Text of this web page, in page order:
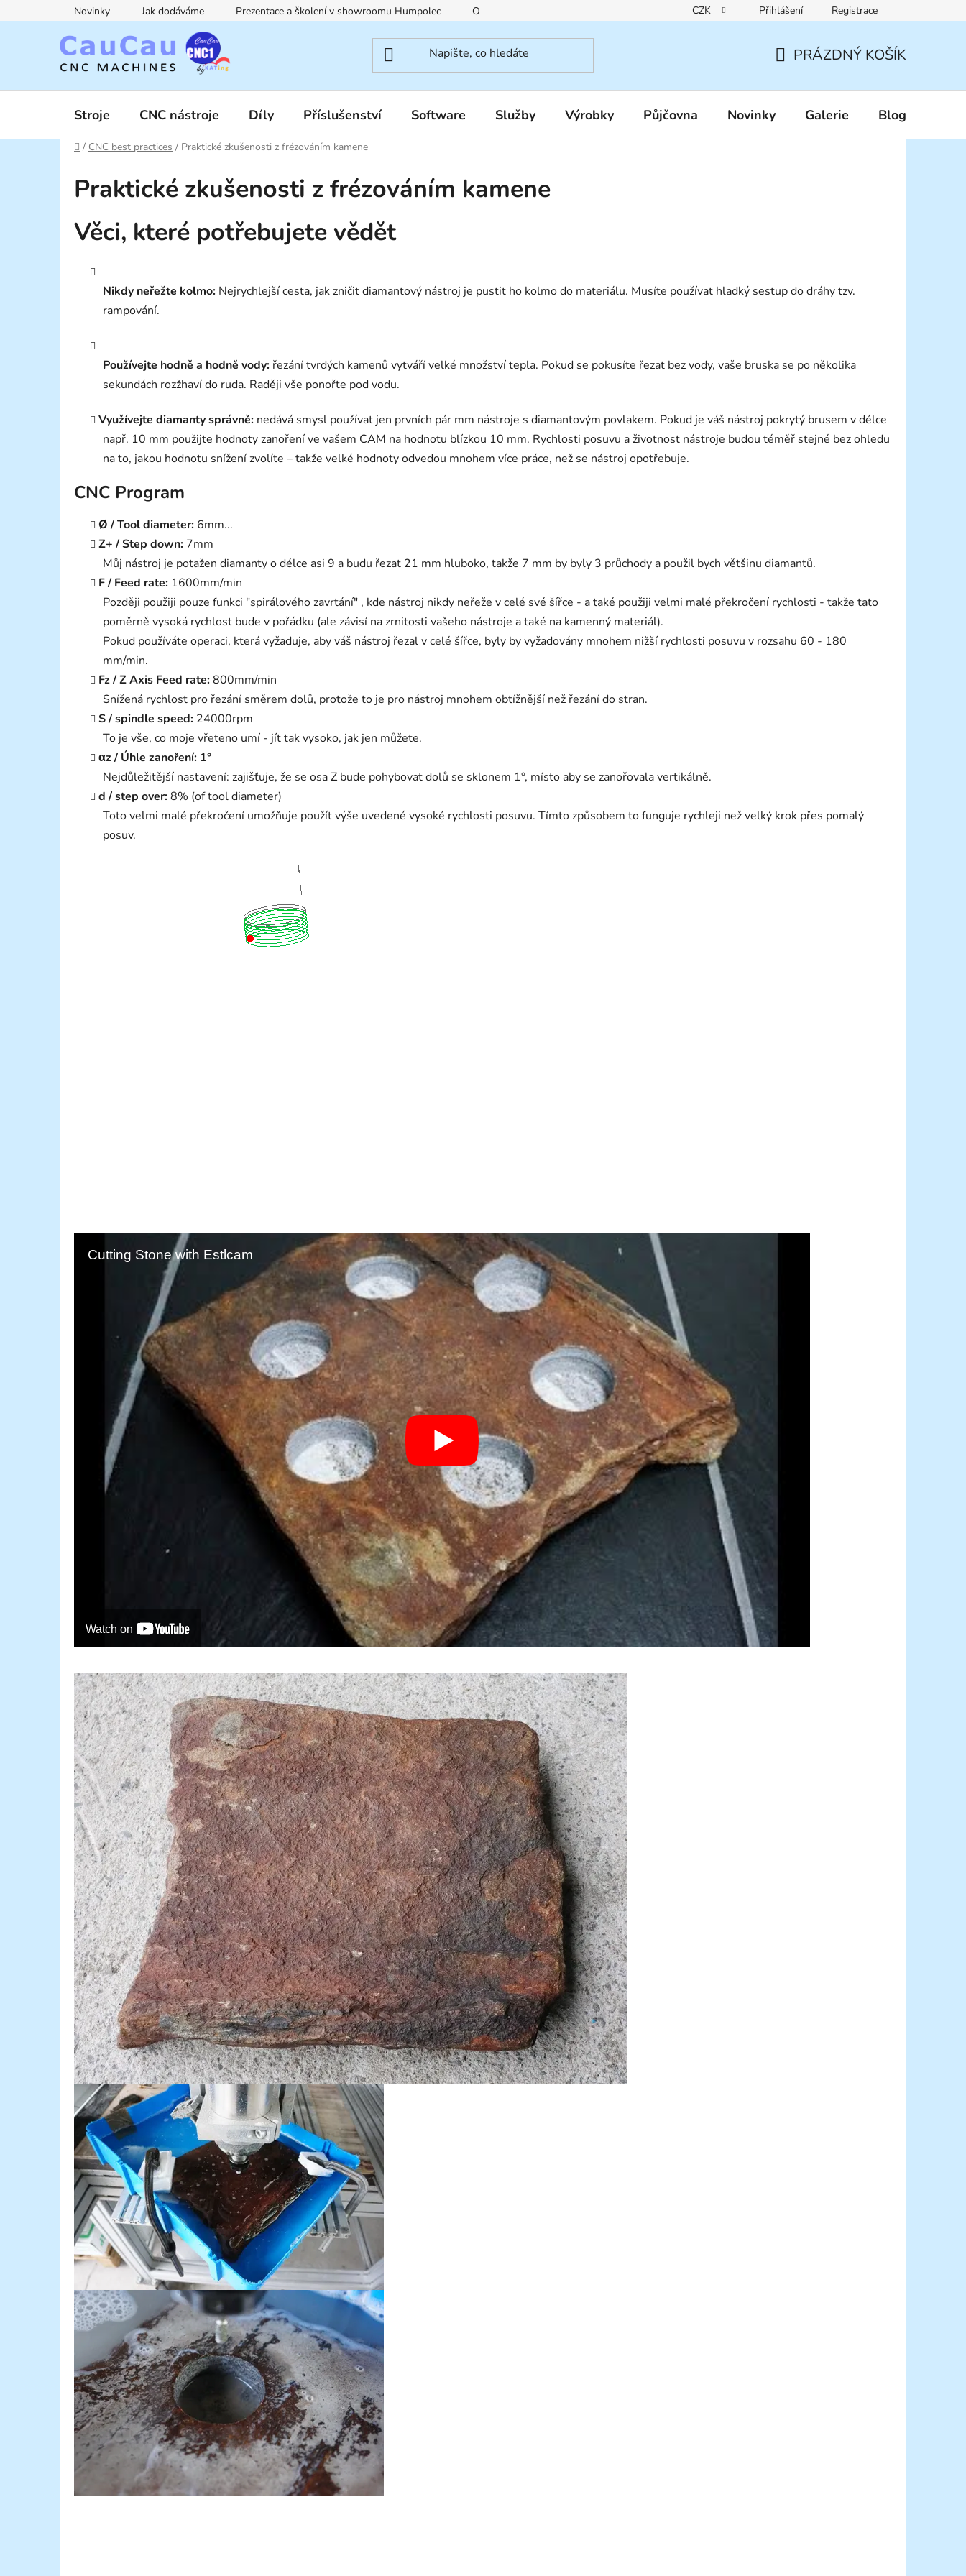
na
Novinky Jak dodáváme Prezentace a školení v showroomu Humpolec O nás Reklamační řád Pravidla zákaznických slev
CZK Přihlášení Registrace
KOŠÍK
PRÁZDNÝ KOŠÍK
Stroje CNC nástroje Díly Příslušenství Software Služby Výrobky Půjčovna Novinky Galerie Blog
Domů
/ CNC best practices / Praktické zkušenosti z frézováním kamene
Praktické zkušenosti z frézováním kamene
Věci, které potřebujete vědět
Nikdy neřežte kolmo: Nejrychlejší cesta, jak zničit diamantový nástroj je pustit ho kolmo do materiálu. Musíte používat hladký sestup do dráhy tzv.
rampování.
Používejte hodně a hodně vody: řezání tvrdých kamenů vytváří velké množství tepla. Pokud se pokusíte řezat bez vody, vaše bruska se po několika
sekundách rozžhaví do ruda. Raději vše ponořte pod vodu.
Využívejte diamanty správně: nedává smysl používat jen prvních pár mm nástroje s diamantovým povlakem. Pokud je váš nástroj pokrytý brusem v délce
např. 10 mm použijte hodnoty zanoření ve vašem CAM na hodnotu blízkou 10 mm. Rychlosti posuvu a životnost nástroje budou téměř stejné bez ohledu
na to, jakou hodnotu snížení zvolíte – takže velké hodnoty odvedou mnohem více práce, než se nástroj opotřebuje.
CNC Program
Ø / Tool diameter: 6mm...
Z+ / Step down: 7mm
Můj nástroj je potažen diamanty o délce asi 9 a budu řezat 21 mm hluboko, takže 7 mm by byly 3 průchody a použil bych většinu diamantů.
F / Feed rate: 1600mm/min
Později použiji pouze funkci "spirálového zavrtání" , kde nástroj nikdy neřeže v celé své šířce - a také použiji velmi malé překročení rychlosti - takže tato
poměrně vysoká rychlost bude v pořádku (ale závisí na zrnitosti vašeho nástroje a také na kamenný materiál).
Pokud používáte operaci, která vyžaduje, aby váš nástroj řezal v celé šířce, byly by vyžadovány mnohem nižší rychlosti posuvu v rozsahu 60 - 180
mm/min.
Fz / Z Axis Feed rate:800mm/min
Snížená rychlost pro řezání směrem dolů, protože to je pro nástroj mnohem obtížnější než řezání do stran.
S / spindle speed: 24000rpm
To je vše, co moje vřeteno umí - jít tak vysoko, jak jen můžete.
αz / Úhle zanoření: 1°
Nejdůležitější nastavení: zajišťuje, že se osa Z bude pohybovat dolů se sklonem 1°, místo aby se zanořovala vertikálně.
d / step over:8% (of tool diameter)
Toto velmi malé překročení umožňuje použít výše uvedené vysoké rychlosti posuvu. Tímto způsobem to funguje rychleji než velký krok přes pomalý
posuv.